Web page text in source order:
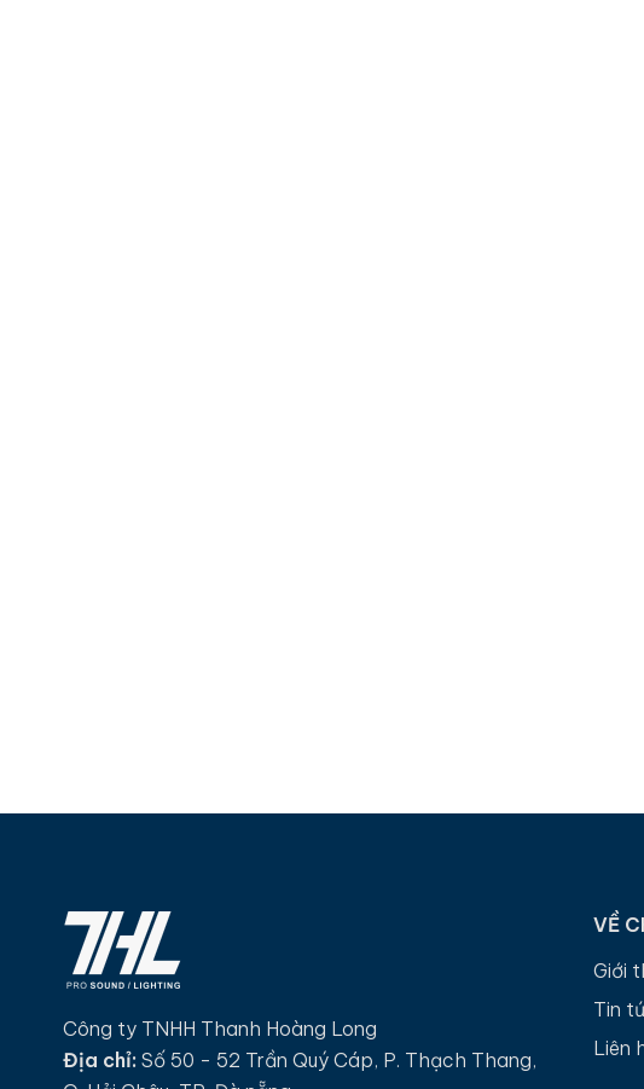
Công ty TNHH Thanh Hoàng Long
Địa chỉ: Số 50 - 52 Trần Quý Cáp, P. Thạch Thang,
VỀ
Giới
Tin
Liên